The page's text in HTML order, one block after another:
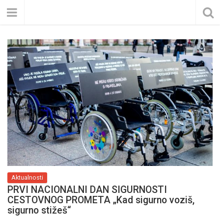
Aktualnosti
PRVI NACIONALNI DAN SIGURNOSTI
CESTOVNOG PROMETA „Kad sigurno voziš,
sigurno stižeš“